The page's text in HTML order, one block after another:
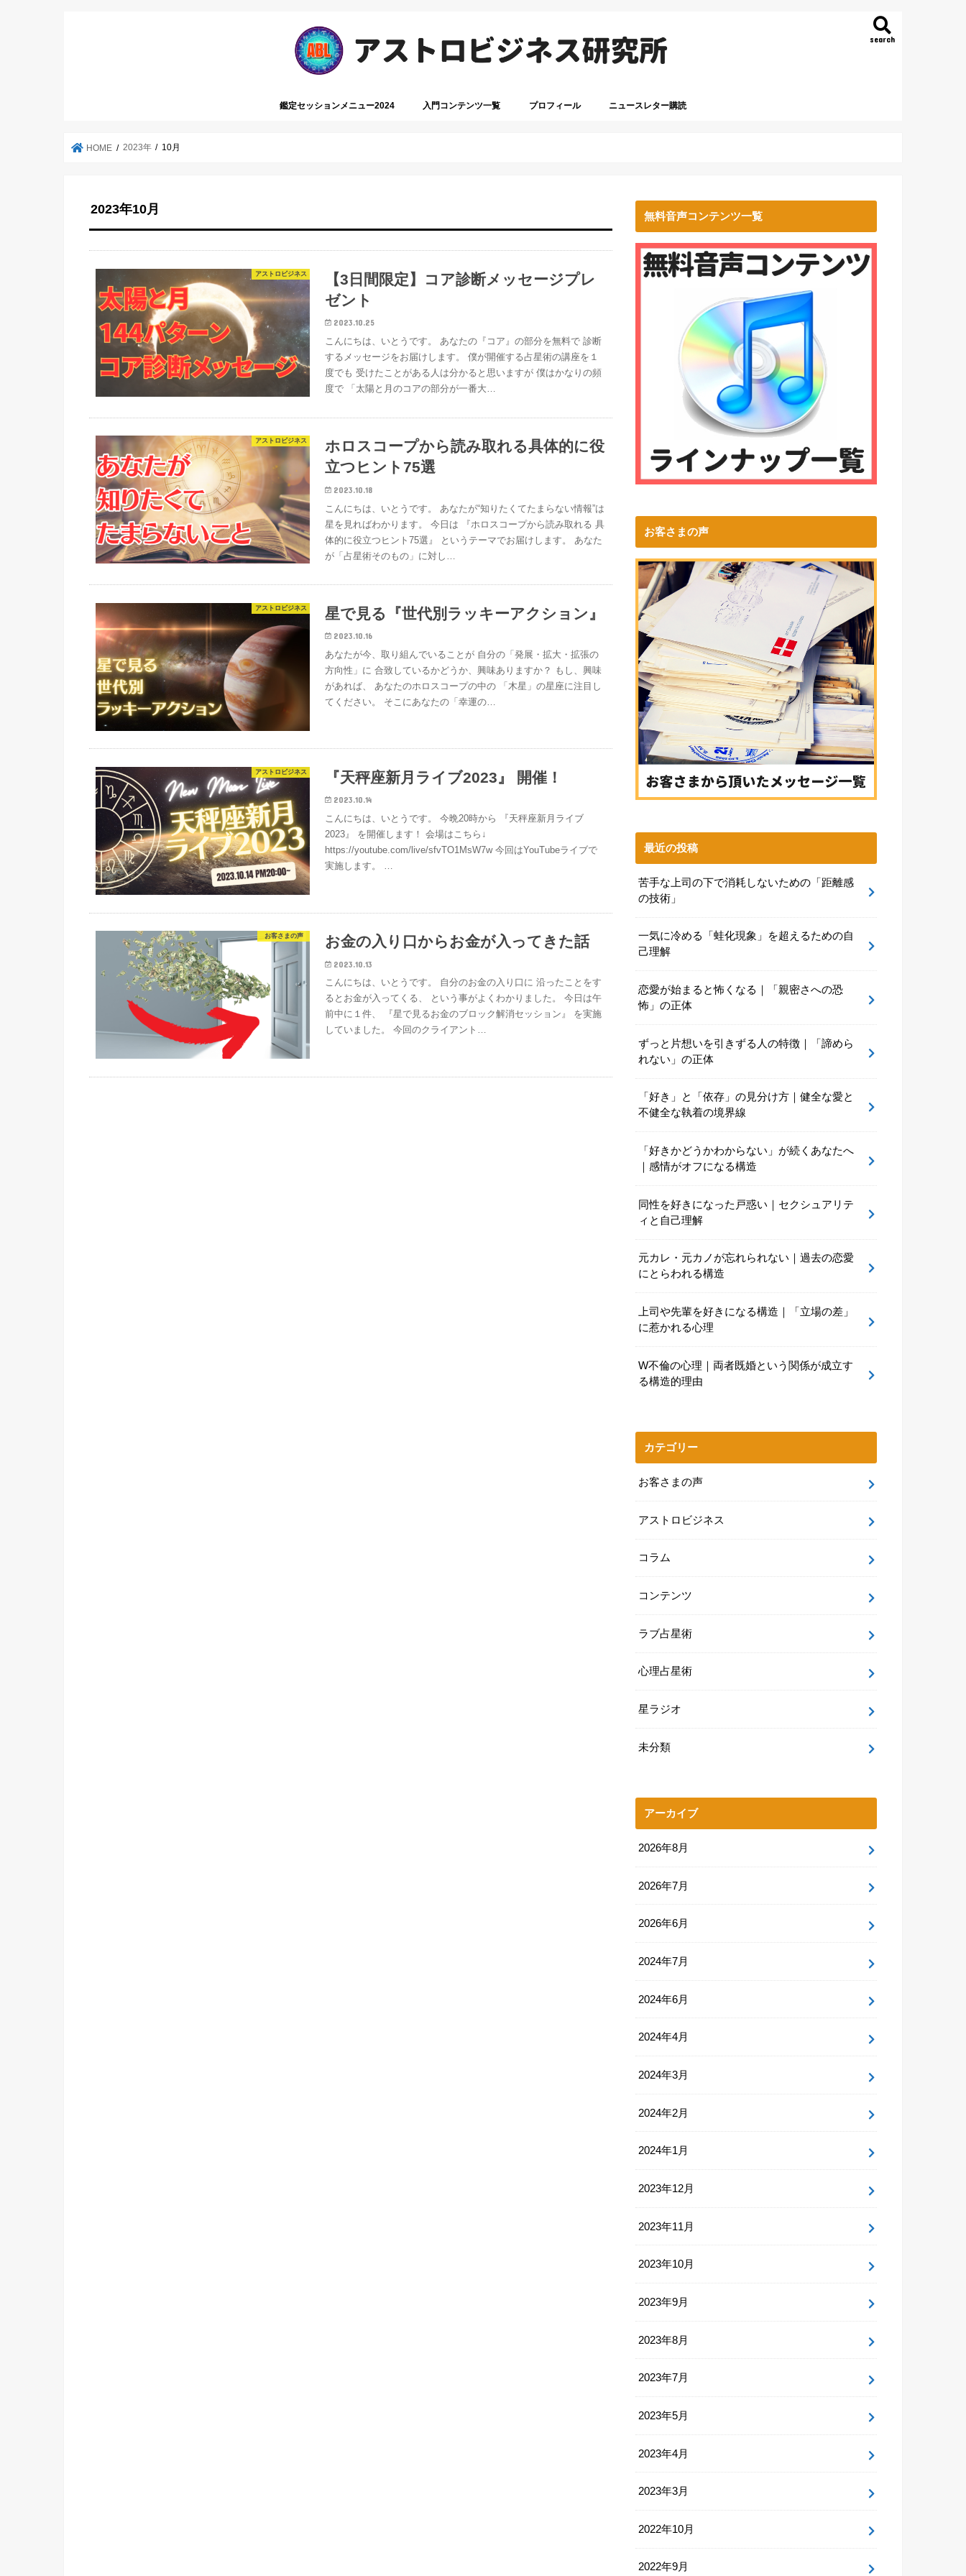
search
鑑定セッションメニュー2024 入門コンテンツ一覧 プロフィール ニュースレター購読
HOME 2023年 10月
2023年10月
アストロビジネス
【3日間限定】コア診断メッセージプレ
ゼント
2023.10.25
こんにちは、いとうです。 あなたの『コア』の部分を無料で 診断
するメッセージをお届けします。 僕が開催する占星術の講座を１
度でも 受けたことがある人は分かると思いますが 僕はかなりの頻
度で 「太陽と月のコアの部分が一番大…
アストロビジネス
ホロスコープから読み取れる具体的に役
立つヒント75選
2023.10.18
こんにちは、いとうです。 あなたが“知りたくてたまらない情報”は
星を見ればわかります。 今日は 『ホロスコープから読み取れる 具
体的に役立つヒント75選』 というテーマでお届けします。 あなた
が「占星術そのもの」に対し…
アストロビジネス 星で見る『世代別ラッキーアクション』
2023.10.16
あなたが今、取り組んでいることが 自分の「発展・拡大・拡張の
方向性」に 合致しているかどうか、興味ありますか？ もし、興味
があれば、 あなたのホロスコープの中の 「木星」の星座に注目し
てください。 そこにあなたの「幸運の…
アストロビジネス 『天秤座新月ライブ2023』 開催！
2023.10.14
こんにちは、いとうです。 今晩20時から 『天秤座新月ライブ
2023』 を開催します！ 会場はこちら↓
https://youtube.com/live/sfvTO1MsW7w 今回はYouTubeライブで
実施します。 …
お客さまの声 お金の入り口からお金が入ってきた話
2023.10.13
こんにちは、いとうです。 自分のお金の入り口に 沿ったことをす
るとお金が入ってくる、 という事がよくわかりました。 今日は午
前中に１件、 『星で見るお金のブロック解消セッション』 を実施
していました。 今回のクライアント…
無料音声コンテンツ一覧
お客さまの声
最近の投稿
苦手な上司の下で消耗しないための「距離感
の技術」
一気に冷める「蛙化現象」を超えるための自
己理解
恋愛が始まると怖くなる｜「親密さへの恐
怖」の正体
ずっと片想いを引きずる人の特徴｜「諦めら
れない」の正体
「好き」と「依存」の見分け方｜健全な愛と
不健全な執着の境界線
「好きかどうかわからない」が続くあなたへ
｜感情がオフになる構造
同性を好きになった戸惑い｜セクシュアリテ
ィと自己理解
元カレ・元カノが忘れられない｜過去の恋愛
にとらわれる構造
上司や先輩を好きになる構造｜「立場の差」
に惹かれる心理
W不倫の心理｜両者既婚という関係が成立す
る構造的理由
カテゴリー
お客さまの声
アストロビジネス
コラム
コンテンツ
ラブ占星術
心理占星術
星ラジオ
未分類
アーカイブ
2026年8月
2026年7月
2026年6月
2024年7月
2024年6月
2024年4月
2024年3月
2024年2月
2024年1月
2023年12月
2023年11月
2023年10月
2023年9月
2023年8月
2023年7月
2023年5月
2023年4月
2023年3月
2022年10月
2022年9月